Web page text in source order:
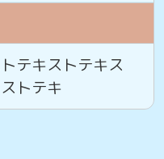
テキストテキス
トテキ